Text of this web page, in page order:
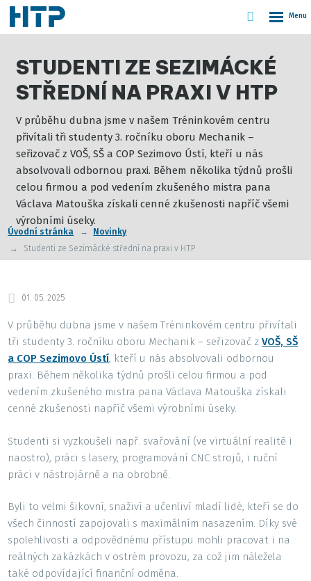
STUDENTI ZE SEZIMÁCKÉ
STŘEDNÍ NA PRAXI V HTP
V průběhu dubna jsme v našem Tréninkovém centru
přivítali tři studenty 3. ročníku oboru Mechanik –
seřizovač z VOŠ, SŠ a COP Sezimovo Ústí, kteří u nás
absolvovali odbornou praxi. Během několika týdnů prošli
celou firmou a pod vedením zkušeného mistra pana
Václava Matouška získali cenné zkušenosti napříč všemi
výrobními úseky.
Úvodní stránka
Novinky
Studenti ze Sezimácké střední na praxi v HTP
01. 05. 2025
V průběhu dubna jsme v našem Tréninkovém centru přivítali
tři studenty 3. ročníku oboru Mechanik – seřizovač zVOŠ, SŠ
a COP Sezimovo Ústí, kteří u nás absolvovali odbornou
praxi. Během několika týdnů prošli celou firmou a pod
vedením zkušeného mistra pana Václava Matouška získali
cenné zkušenosti napříč všemi výrobními úseky.
Studenti si vyzkoušeli např. svařování (ve virtuální realitě i
naostro), práci s lasery, programování CNC strojů, i ruční
práci v nástrojárně a na obrobně.
Byli to velmi šikovní, snaživí a učenliví mladí lidé, kteří se do
všech činností zapojovali s maximálním nasazením. Díky své
spolehlivosti a odpovědnému přístupu mohli pracovat i na
reálných zakázkách v ostrém provozu, za což jim náležela
také odpovídající finanční odměna.